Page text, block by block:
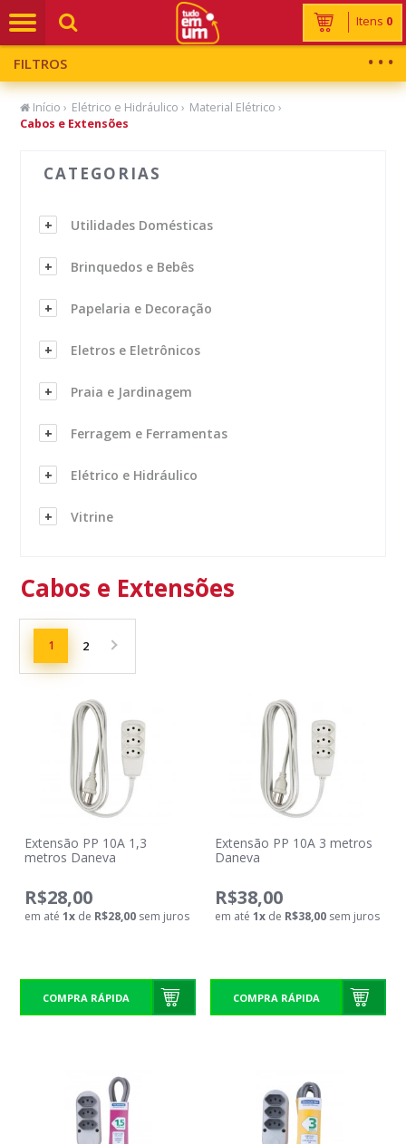
Itens 0
Início › Elétrico e Hidráulico › Material Elétrico ›
Cabos e Extensões
CATEGORIAS
Utilidades Domésticas
Brinquedos e Bebês
Papelaria e Decoração
Eletros e Eletrônicos
Praia e Jardinagem
Ferragem e Ferramentas
Elétrico e Hidráulico
Vitrine
FILTROS
Cabos e Extensões
1 2
Extensão PP 10A 1,3
metros Daneva
R$28,00
em até1x de R$28,00 sem juros
COMPRA RÁPIDA
Extensão PP 10A 3 metros
Daneva
R$38,00
em até1x de R$38,00 sem juros
COMPRA RÁPIDA